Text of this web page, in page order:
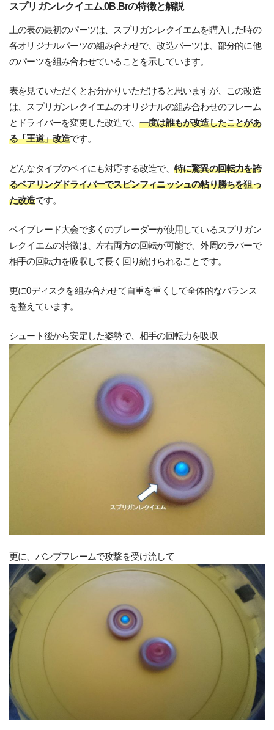
スプリガンレクイエム.0B.Brの特徴と解説
上の表の最初のパーツは、スプリガンレクイエムを購入した時の
各オリジナルパーツの組み合わせで、改造パーツは、部分的に他
のパーツを組み合わせていることを示しています。
表を見ていただくとお分かりいただけると思いますが、この改造
は、スプリガンレクイエムのオリジナルの組み合わせのフレーム
とドライバーを変更した改造で、 一度は誰もが改造したことがあ
る「王道」改造です。
どんなタイプのベイにも対応する改造で、 特に驚異の回転力を誇
るベアリングドライバーでスピンフィニッシュの粘り勝ちを狙っ
た改造です。
ベイブレード大会で多くのブレーダーが使用しているスプリガン
レクイエムの特徴は、左右両方の回転が可能で、外周のラバーで
相手の回転力を吸収して長く回り続けられることです。
更に0ディスクを組み合わせて自重を重くして全体的なバランス
を整えています。
シュート後から安定した姿勢で、相手の回転力を吸収
更に、バンプフレームで攻撃を受け流して